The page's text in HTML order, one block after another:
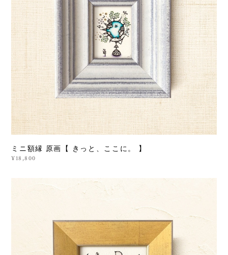
ミニ額縁 原画【 きっと、ここに。 】
¥18,800